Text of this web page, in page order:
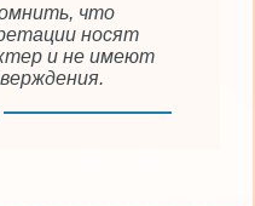
что
носят
и не имеют